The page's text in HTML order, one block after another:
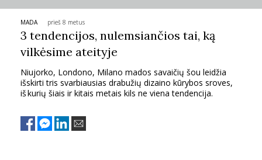
MADA prieš 8 metus
3 tendencijos, nulemsiančios tai, ką
vilkėsime ateityje
Niujorko, Londono, Milano mados savaičių šou leidžia
išskirti tris svarbiausias drabužių dizaino kūrybos sroves,
iš kurių šiais ir kitais metais kils ne viena tendencija.